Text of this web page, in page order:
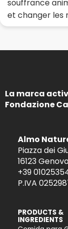
souffrance
et changer les
La marca
Fondazione
Almo
Piazza dei
16123
+39
P.IVA
PRODUCTS &
INGREDIENTS